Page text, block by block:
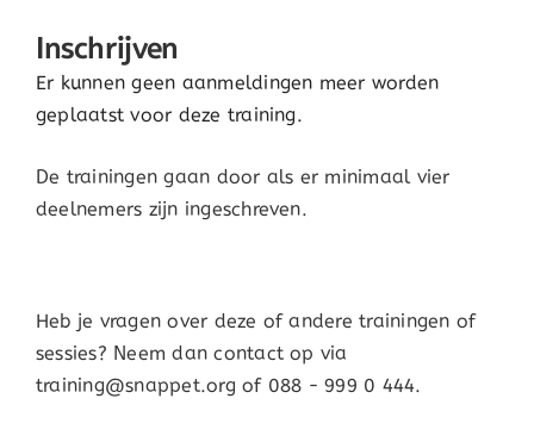
Inschrijven
Er kunnen geen aanmeldingen meer worden
geplaatst voor deze training.
De trainingen gaan door als er minimaal vier
deelnemers zijn ingeschreven.
Heb je vragen over deze of andere trainingen of
sessies? Neem dan contact op via
training@snappet.org of 088 - 999 0 444.